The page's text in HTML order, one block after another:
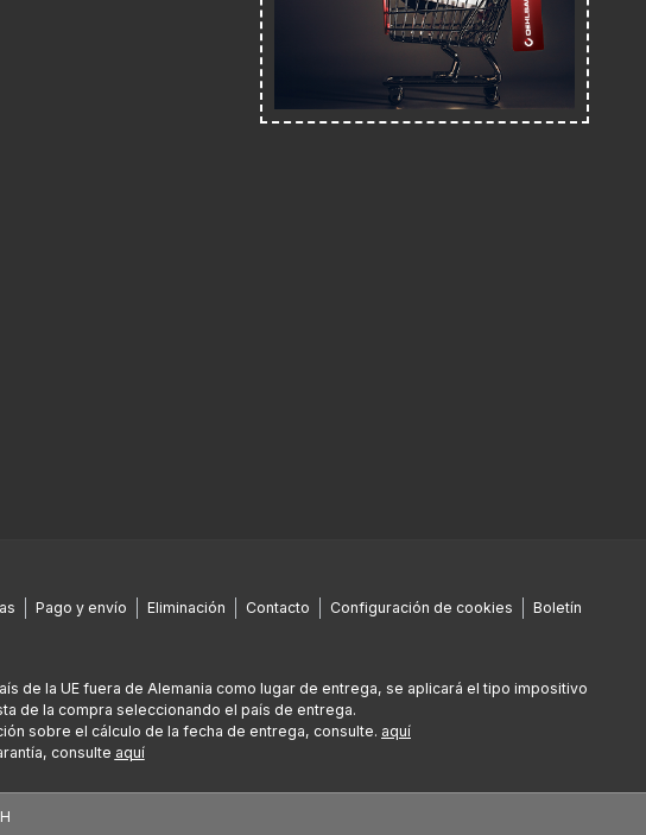
Pago y envío Eliminación Contacto Configuración de cookies
Boletín
de la UE fuera de Alemania como lugar de entrega, se aplicará el tipo impositivo
de la compra seleccionando el país de entrega.
sobre el cálculo de la fecha de entrega, consulte. aquí
consulte aquí